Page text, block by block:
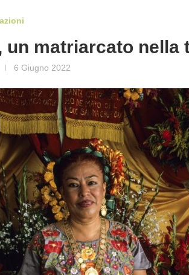
un matriarcato nella
6 Giugno 2022